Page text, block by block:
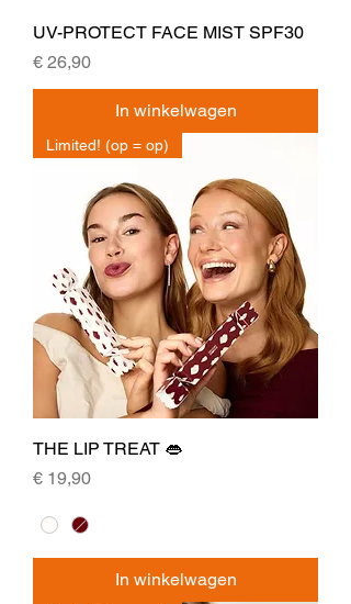
UV-PROTECT FACE MIST SPF30
Prijs
€ 26,90
In winkelwagen
Limited! (op = op)
THE LIP TREAT 👄
Prijs
€ 19,90
In winkelwagen